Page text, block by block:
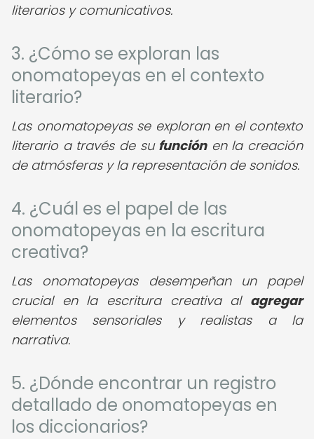
literarios y comunicativos.
3. ¿Cómo se exploran las
onomatopeyas en el contexto
literario?
Las onomatopeyas se exploran en el contexto
literario a través de su funciónen la creación
de atmósferas y la representación de sonidos.
4. ¿Cuál es el papel de las
onomatopeyas en la escritura
creativa?
Las onomatopeyas desempeñan un papel
crucial en la escritura creativa al agregar
elementos sensoriales y realistas a la
narrativa.
5. ¿Dónde encontrar un registro
detallado de onomatopeyas en
los diccionarios?